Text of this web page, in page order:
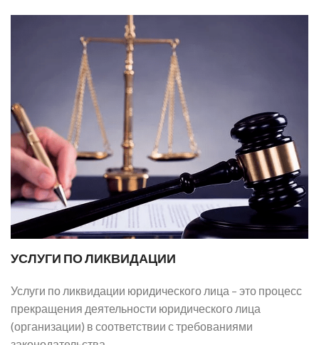
УСЛУГИ ПО ЛИКВИДАЦИИ
Услуги по ликвидации юридического лица – это процесс
прекращения деятельности юридического лица
(организации) в соответствии с требованиями